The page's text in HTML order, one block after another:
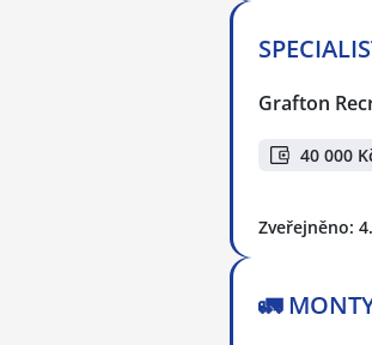
Grafton
40 000
Zveřejněno:
🚛